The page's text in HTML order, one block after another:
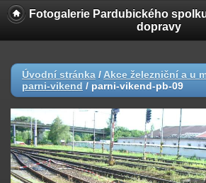
Fotogalerie Pardubického
dopravy
Úvodní stránka / Akce železniční a u
parni-vikend / parni-vikend-pb-09